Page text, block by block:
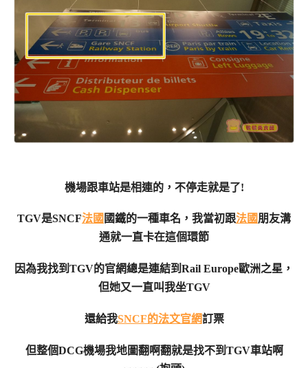
機場跟車站是相連的，不停走就是了!
TGV是SNCF法國 國鐵的一種車名， 我當初跟法國朋友溝
通就一直卡在這個環節
因為我找到TGV的官網總是連結到Rail Europe歐洲之星，
但她又一直叫我坐TGV
還給我SNCF的法文官網訂票
但整個DCG機場我地圖翻啊翻就是找不到TGV車站啊